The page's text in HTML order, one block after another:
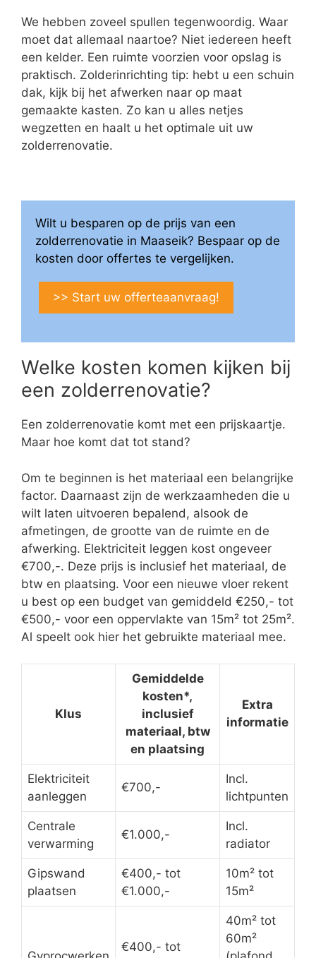
We hebben zoveel spullen tegenwoordig. Waar
moet dat allemaal naartoe? Niet iedereen heeft
een kelder. Een ruimte voorzien voor opslag is
praktisch. Zolderinrichting tip: hebt u een schuin
dak, kijk bij het afwerken naar op maat
gemaakte kasten. Zo kan u alles netjes
wegzetten en haalt u het optimale uit uw
zolderrenovatie.
Wilt u besparen op de prijs van een
zolderrenovatie in Maaseik? Bespaar op de
kosten door offertes te vergelijken.
>> Start uw offerteaanvraag!
Welke kosten komen kijken bij
een zolderrenovatie?
Een zolderrenovatie komt met een prijskaartje.
Maar hoe komt dat tot stand?
Om te beginnen is het materiaal een belangrijke
factor. Daarnaast zijn de werkzaamheden die u
wilt laten uitvoeren bepalend, alsook de
afmetingen, de grootte van de ruimte en de
afwerking. Elektriciteit leggen kost ongeveer
€700,-. Deze prijs is inclusief het materiaal, de
btw en plaatsing. Voor een nieuwe vloer rekent
u best op een budget van gemiddeld €250,- tot
€500,- voor een oppervlakte van 15m² tot 25m².
Al speelt ook hier het gebruikte materiaal mee.
Klus
Gemiddelde
kosten*,
inclusief
materiaal, btw
en plaatsing
Extra
informatie
Elektriciteit
aanleggen
€700,-
Incl.
lichtpunten
Centrale
verwarming
€1.000,-
Incl.
radiator
Gipswand
plaatsen
€400,- tot
€1.000,-
10m² tot
15m²
€400,- tot
40m² tot
60m²